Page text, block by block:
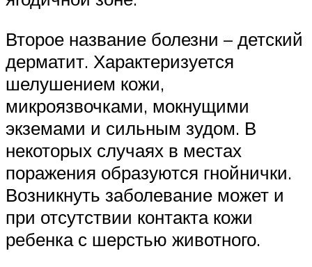
Второе название болезни – детский
дерматит. Характеризуется
шелушением кожи,
микроязвочками, мокнущими
экземами и сильным зудом. В
некоторых случаях в местах
поражения образуются гнойнички.
Возникнуть заболевание может и
при отсутствии контакта кожи
ребенка с шерстью животного.